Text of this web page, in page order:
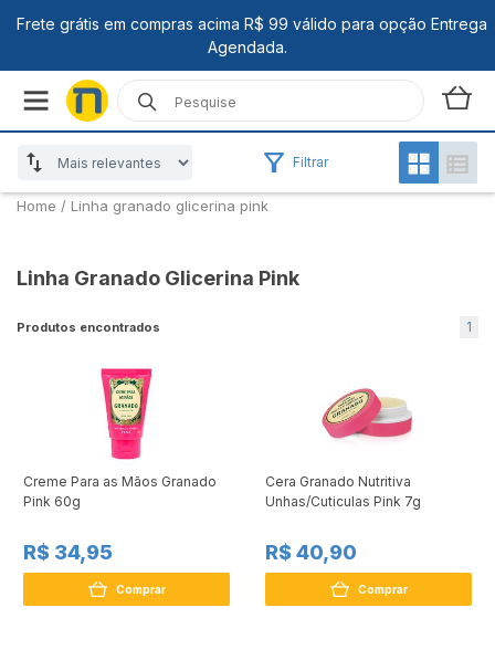
Filtrar
Home / Linha granado glicerina pink
Linha Granado Glicerina Pink
Produtos encontrados 1
Creme Para as Mãos Granado
Pink 60g
R$ 34,95
Comprar
Cera Granado Nutritiva
Unhas/Cuticulas Pink 7g
R$ 40,90
Comprar